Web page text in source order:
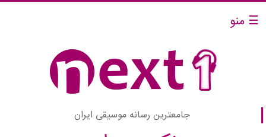
☰ منو
جامعترین رسانه موسیقی ایران